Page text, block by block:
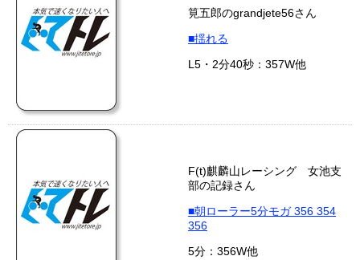
筧五郎のgrandjete56さん
■揺れる
L5・2分40秒：357W他
F(t)麒麟山レーシング 女池支
部の記録さん
■朝ローラー5分モガ 356 354
356
5分：356W他